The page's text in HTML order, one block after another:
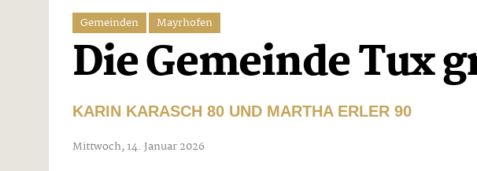
Gemeinden Mayrhofen
Die Gemeinde Tux
KARIN KARASCH 80 UND MARTHA ERLER 90
Mittwoch, 14. Januar 2026